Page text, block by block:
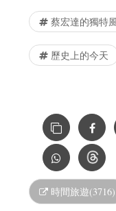
蔡宏達的獨特
歷史上的今天
時間旅遊(3716)